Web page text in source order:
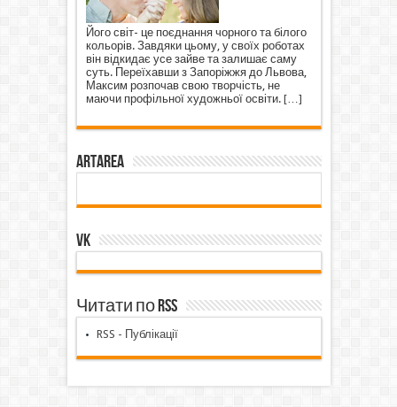
Його світ- це поєднання чорного та білого
кольорів. Завдяки цьому, у своїх роботах
він відкидає усе зайве та залишає саму
суть. Переїхавши з Запоріжжя до Львова,
Максим розпочав свою творчість, не
маючи профільної художньої освіти. […]
ArtArea
VK
Читати по RSS
RSS - Публікації